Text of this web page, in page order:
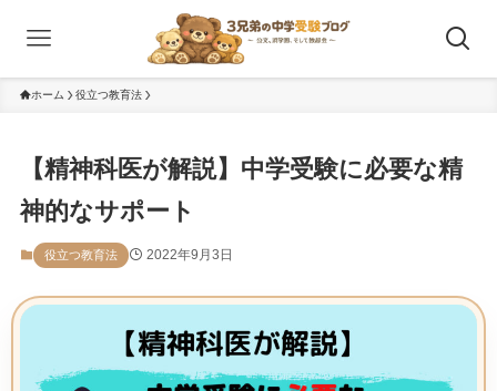
ホーム 役立つ教育法
【精神科医が解説】中学受験に必要な精
神的なサポート
役立つ教育法 2022年9月3日